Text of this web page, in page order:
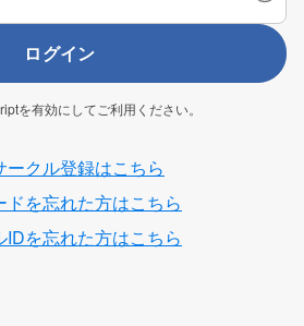
ログイン
を有効にしてご利用ください。
ークル登録はこちら
ドを忘れた方はこちら
IDを忘れた方はこちら